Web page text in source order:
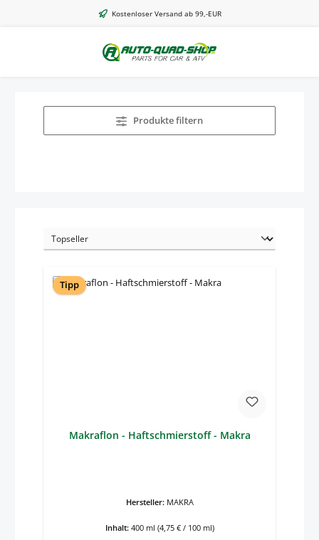
Zum Hauptinhalt springenKostenloser Versand ab 99,-EUR
Produkte filtern
Tipp
Makraflon - Haftschmierstoff - Makra
Hersteller: MAKRA
Inhalt: 400 ml (4,75 € / 100 ml)